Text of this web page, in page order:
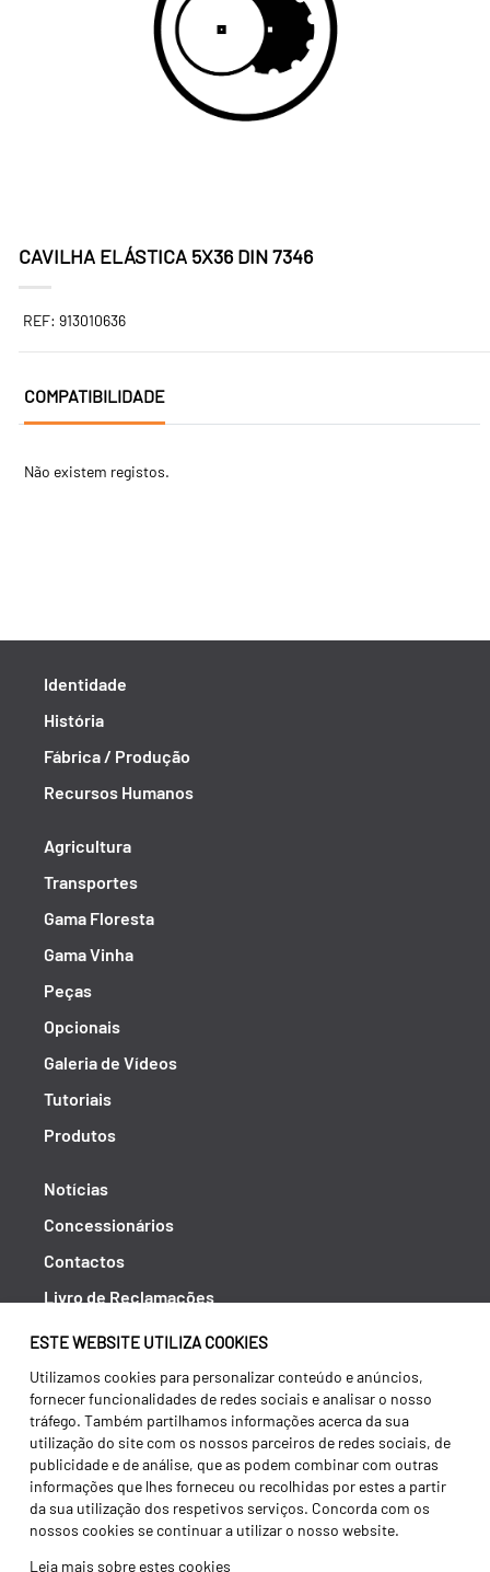
ESTE WEBSITE UTILIZA COOKIES
Utilizamos cookies para personalizar conteúdo e anúncios,
fornecer funcionalidades de redes sociais e analisar o nosso
tráfego. Também partilhamos informações acerca da sua
utilização do site com os nossos parceiros de redes sociais, de
publicidade e de análise, que as podem combinar com outras
informações que lhes forneceu ou recolhidas por estes a partir
da sua utilização dos respetivos serviços. Concorda com os
nossos cookies se continuar a utilizar o nosso website.
Leia mais sobre estes cookies
CAVILHA ELÁSTICA 5X36 DIN 7346
REF: 913010636
COMPATIBILIDADE
Não existem registos.
Identidade
História
Fábrica / Produção
Recursos Humanos
Agricultura
Transportes
Gama Floresta
Gama Vinha
Peças
Opcionais
Galeria de Vídeos
Tutoriais
Produtos
Notícias
Concessionários
Contactos
Livro de Reclamações
Política de Privacidade
Canal de Denúncias (RGPC)
Termos e condições